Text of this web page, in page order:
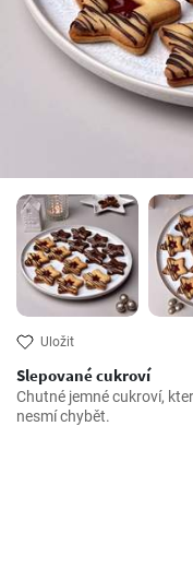
Uložit
Slepované cukroví
Chutné jemné cukroví,
nesmí chybět.